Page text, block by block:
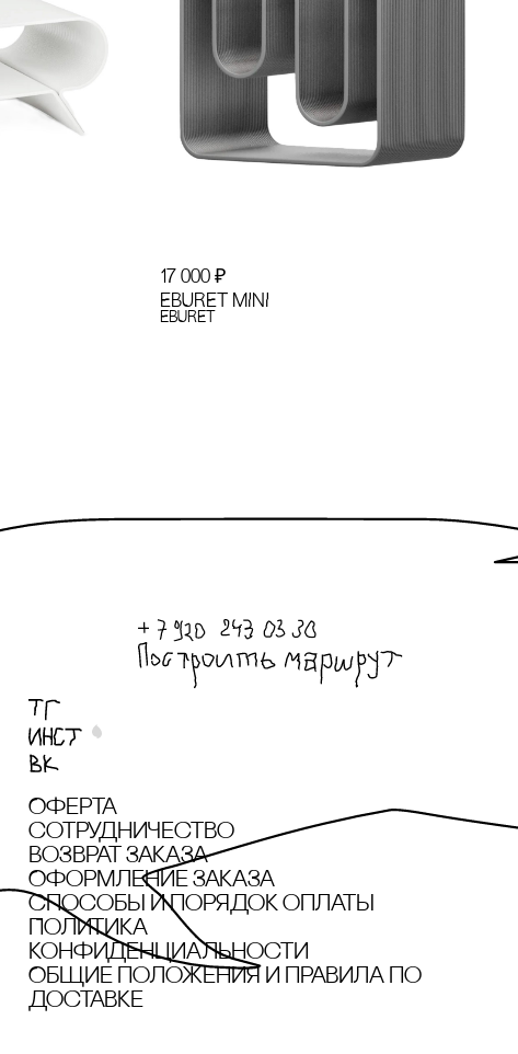
17 000 ₽
EBURET MINI
EBURET
Оферта
сотрудничество
Возврат заказа
Оформление заказа
cпособы и порядок оплаты
Политика
конфиденциальности
Общие положения и правила по
доставке